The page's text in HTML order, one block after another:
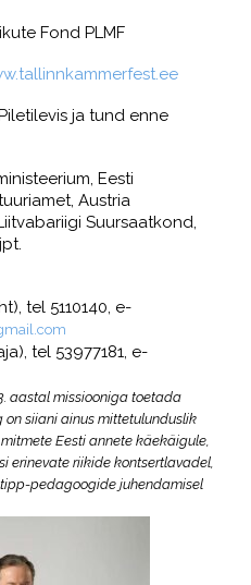
Fond PLMF
ja tund enne
Eesti
Austria
Suursaatkond,
tel 5110140, e-
com
tel 53977181, e-
aastal missiooniga toetada
siiani ainus mittetulunduslik
Eesti annete käekäigule,
erinevate riikide kontsertlavadel,
pedagoogide juhendamisel